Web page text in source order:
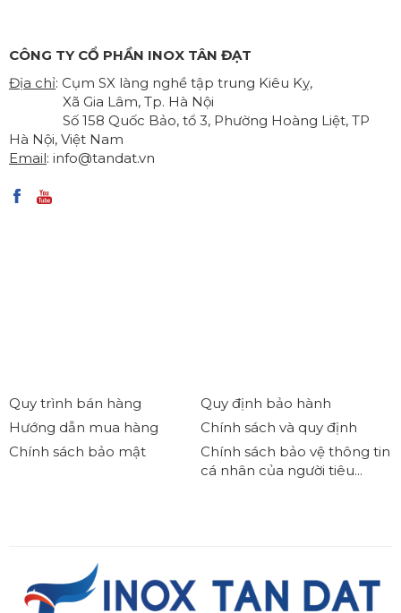
CÔNG TY CỔ PHẦN INOX TÂN ĐẠT
Địa chỉ: Cụm SX làng nghề tập trung Kiêu Kỵ,
Xã Gia Lâm, Tp. Hà Nội
Số 158 Quốc Bảo, tổ 3, Phường Hoàng Liệt, TP
Hà Nội, Việt Nam
Email: info@tandat.vn
Quy trình bán hàng
Hướng dẫn mua hàng
Chính sách bảo mật
Quy định bảo hành
Chính sách và quy định
Chính sách bảo vệ thông tin
cá nhân của người tiêu...